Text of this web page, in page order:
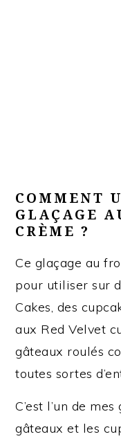
COMMENT
GLAÇAGE
CRÈME ?
Ce glaçage au
pour utiliser sur
Cakes, des
aux Red Velvet
gâteaux roulés
toutes sortes
C’est l’un de
gâteaux et les